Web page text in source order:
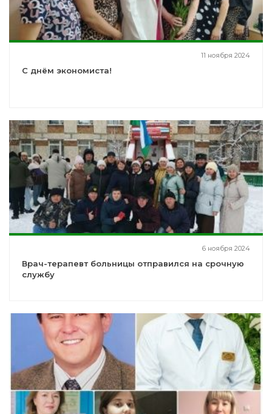
11 ноября 2024
С днём экономиста!
6 ноября 2024
Врач-терапевт больницы отправился на срочную
службу